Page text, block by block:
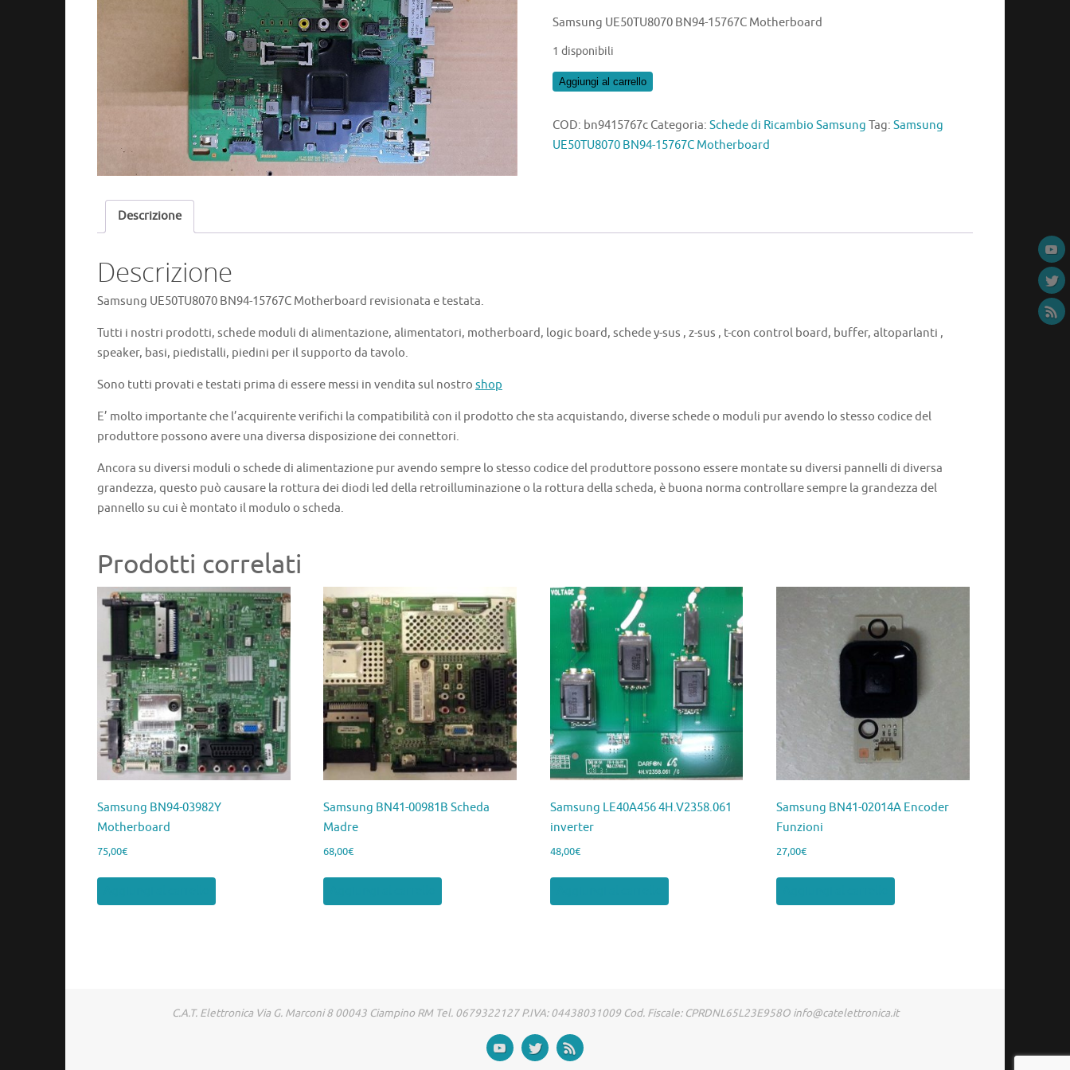
Samsung UE50TU8070 BN94-15767C Motherboard
1 disponibili
Samsung
BN94-
15767C
Aggiungi al carrello
COD: bn9415767c Categoria: Schede di Ricambio Samsung Tag: Samsung
UE50TU8070 BN94-15767C Motherboard
Descrizione
Descrizione
Samsung UE50TU8070 BN94-15767C Motherboard revisionata e testata.
Tutti i nostri prodotti, schede moduli di alimentazione, alimentatori, motherboard, logic board, schede y-sus , z-sus , t-con control board, buffer, altoparlanti ,
speaker, basi, piedistalli, piedini per il supporto da tavolo.
Sono tutti provati e testati prima di essere messi in vendita sul nostro shop
E’ molto importante che l’acquirente verifichi la compatibilità con il prodotto che sta acquistando, diverse schede o moduli pur avendo lo stesso codice del
produttore possono avere una diversa disposizione dei connettori.
Ancora su diversi moduli o schede di alimentazione pur avendo sempre lo stesso codice del produttore possono essere montate su diversi pannelli di diversa
grandezza, questo può causare la rottura dei diodi led della retroilluminazione o la rottura della scheda, è buona norma controllare sempre la grandezza del
pannello su cui è montato il modulo o scheda.
Prodotti correlati
Samsung BN94-03982Y
Motherboard
75,00€
Samsung BN41-00981B Scheda
Madre
68,00€
Samsung LE40A456 4H.V2358.061
inverter
48,00€
Samsung BN41-02014A Encoder
Funzioni
27,00€
C.A.T. Elettronica Via G. Marconi 8 00043 Ciampino RM Tel. 0679322127 P.IVA: 04438031009 Cod. Fiscale: CPRDNL65L23E958O info@catelettronica.it